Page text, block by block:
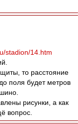
stadion/14.htm
то расстояние
поля будет метров
рисунки, а как
вопрос.